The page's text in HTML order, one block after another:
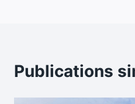
Publications